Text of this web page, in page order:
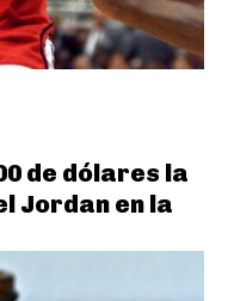
de dólares la
Jordan en la